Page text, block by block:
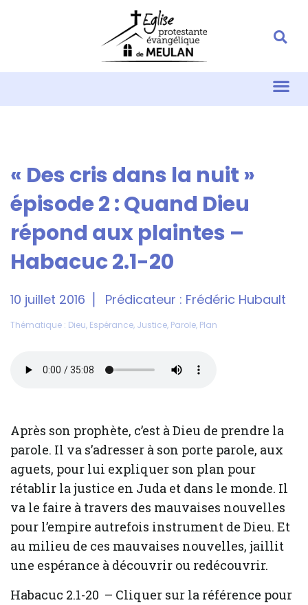
« Des cris dans la nuit »
épisode 2 : Quand Dieu
répond aux plaintes –
Habacuc 2.1-20
10 juillet 2016 Prédicateur : Frédéric Hubault
Thématique : Dieu, Espérance, Justice, Parole, Plan
Après son prophète, c’est à Dieu de prendre la
parole. Il va s’adresser à son porte parole, aux
aguets, pour lui expliquer son plan pour
rétablir la justice en Juda et dans le monde. Il
va le faire à travers des mauvaises nouvelles
pour l’empire autrefois instrument de Dieu. Et
au milieu de ces mauvaises nouvelles, jaillit
une espérance à découvrir ou redécouvrir.
Habacuc 2.1-20 – Cliquer sur la référence pour